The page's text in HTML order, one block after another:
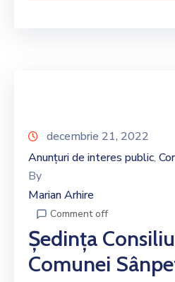
decembrie 21, 2022
Anunțuri de interes public‚
By
Marian Arhire
Comment off
Ședința
Comunei